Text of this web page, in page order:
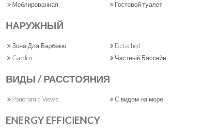
Меблированная
Гостевой туалет
НАРУЖНЫЙ
Зона Для Барбекю
Detached
Garden
Частный Бассейн
ВИДЫ / РАССТОЯНИЯ
Panoramic Views С видом на море
ENERGY EFFICIENCY